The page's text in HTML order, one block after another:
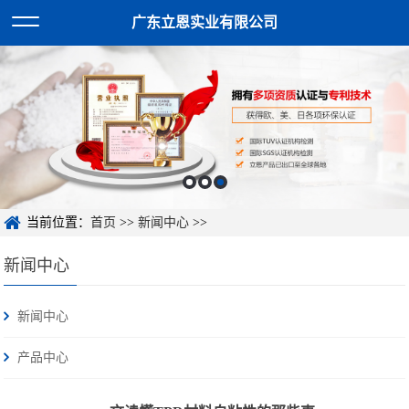
广东立恩实业有限公司
当前位置：首页 >>新闻中心 >>
新闻中心
新闻中心
产品中心